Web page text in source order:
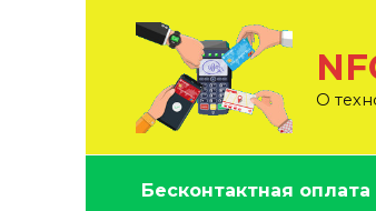
О
Бесконтактная оплата